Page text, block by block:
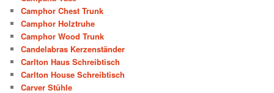
Camphor Chest Trunk
Camphor Holztruhe
Camphor Wood Trunk
Candelabras Kerzenständer
Carlton Haus Schreibtisch
Carlton House Schreibtisch
Carver Stühle